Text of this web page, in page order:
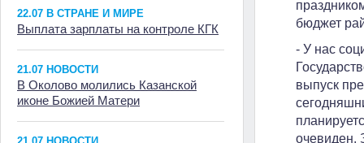
22.07 В СТРАНЕ И МИРЕ
Выплата зарплаты на контроле КГК
21.07 НОВОСТИ
В Околово молились Казанской
иконе Божией Матери
бюджет
- У нас
выпуск
очевиден.